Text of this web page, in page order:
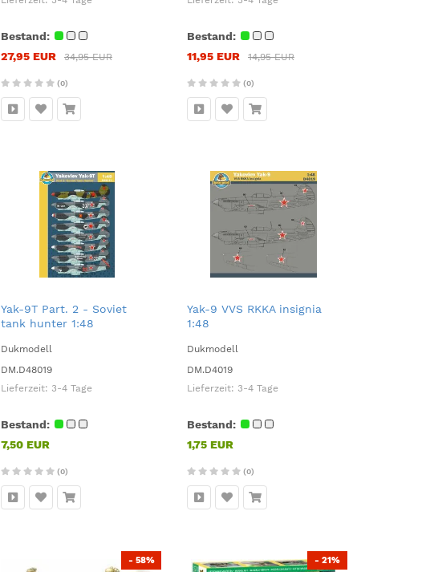
Bestand:
27,95 EUR
34,95 EUR
(0)
Bestand:
11,95 EUR
14,95 EUR
(0)
Yak-9T Part. 2 - Soviet
tank hunter 1:48
Dukmodell
DM.D48019
Lieferzeit: 3-4 Tage
Bestand:
7,50 EUR
(0)
Yak-9 VVS RKKA insignia
1:48
Dukmodell
DM.D4019
Lieferzeit: 3-4 Tage
Bestand:
1,75 EUR
(0)
- 58% - 21%